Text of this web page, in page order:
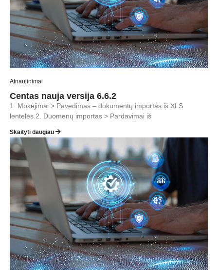
Atnaujinimai
Centas nauja versija 6.6.2
1. Mokėjimai > Pavedimas – dokumentų importas iš XLS
lentelės.2. Duomenų importas > Pardavimai iš
Skaityti daugiau